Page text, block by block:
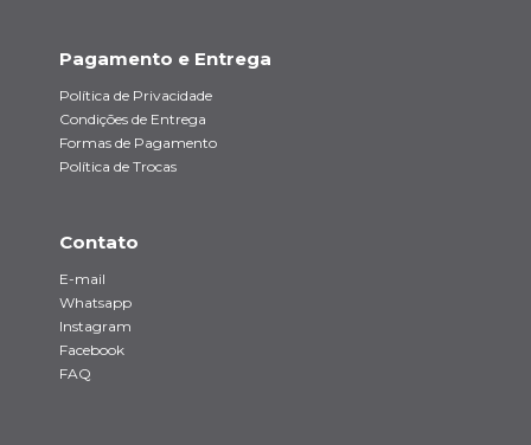
Pagamento e Entrega
Política de Privacidade
Condições de Entrega
Formas de Pagamento
Política de Trocas
Contato
E-mail
Whatsapp
Instagram
Facebook
FAQ